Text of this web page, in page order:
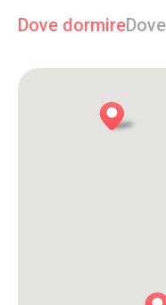
Dove dormire